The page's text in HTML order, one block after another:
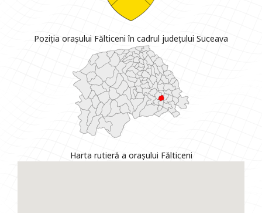
Poziția orașului Fălticeni în cadrul județului Suceava
Harta rutieră a orașului Fălticeni